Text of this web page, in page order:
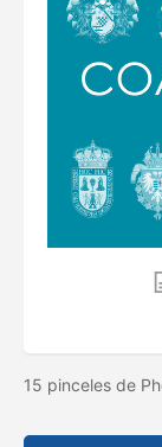
15 pinceles de